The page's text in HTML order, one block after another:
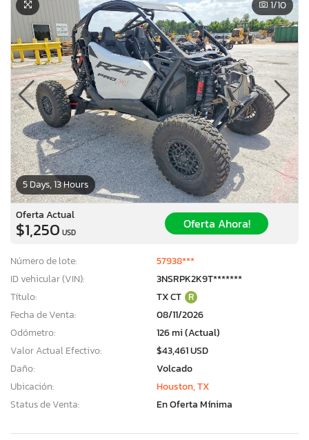
5 Days, 13 Hours
1/10
Oferta Actual
$1,250 USD
Oferta Ahora!
Número de lote:
57938***
ID vehicular (VIN):
3NSRPK2K9T*******
Título:
TX CT R
Fecha de Venta:
08/11/2026
Odómetro:
126 mi (Actual)
Valor Actual Efectivo:
$43,461 USD
Daño:
Volcado
Ubicación:
Houston, TX
Status de Venta:
En Oferta Mínima